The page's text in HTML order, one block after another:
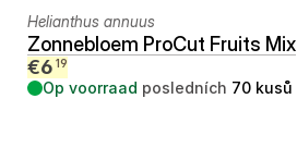
Helianthus annuus
Zonnebloem ProCut Fruits Mix
€6 19
Op voorraad posledních 70 kusů